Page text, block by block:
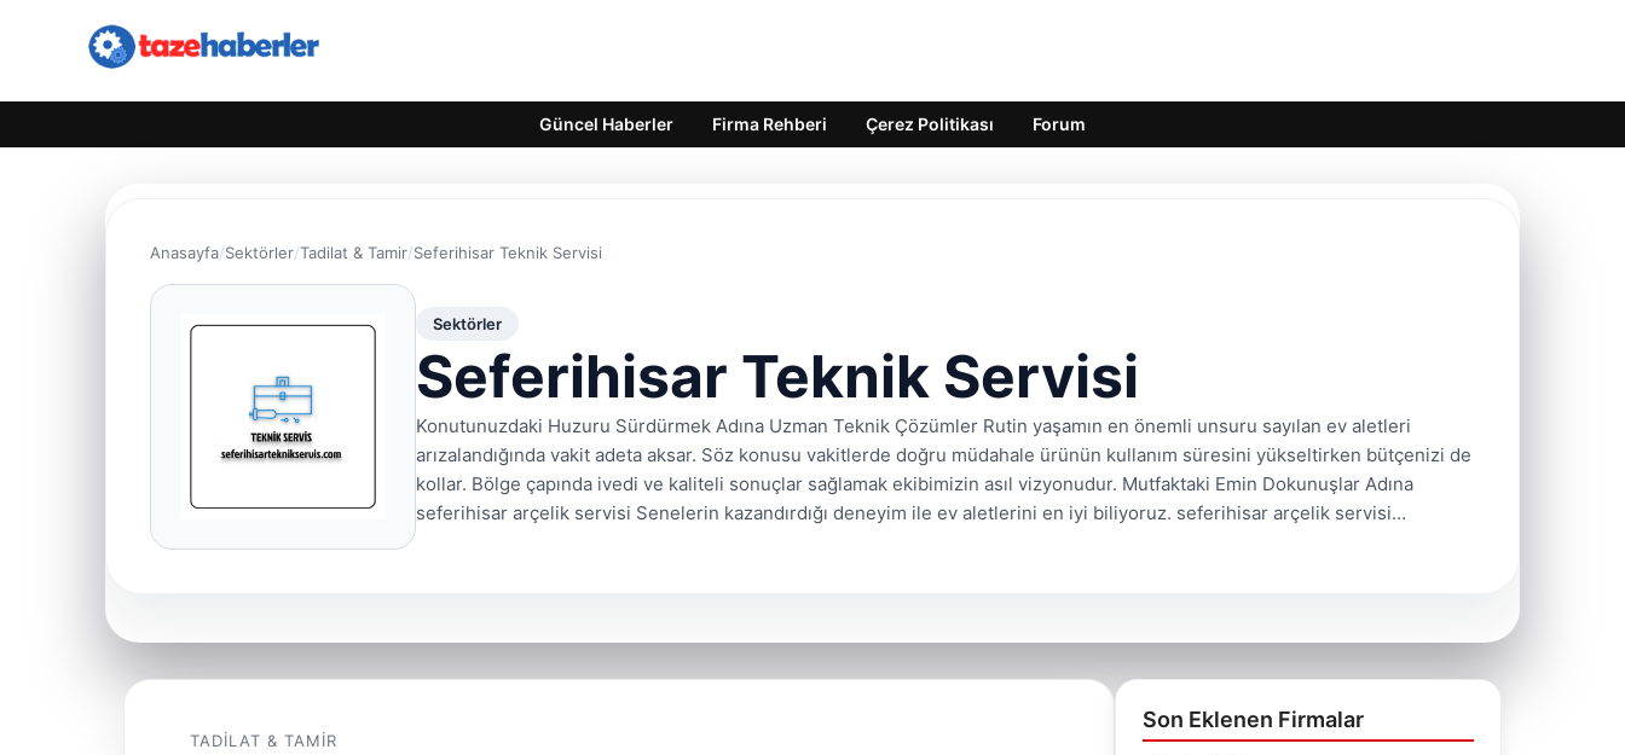
Güncel Haberler Firma Rehberi Çerez Politikası Forum
Anasayfa Sektörler Tadilat & Tamir Seferihisar Teknik Servisi
Sektörler
Seferihisar Teknik Servisi
Konutunuzdaki Huzuru Sürdürmek Adına Uzman Teknik Çözümler Rutin yaşamın en önemli unsuru sayılan ev aletleri
arızalandığında vakit adeta aksar. Söz konusu vakitlerde doğru müdahale ürünün kullanım süresini yükseltirken bütçenizi de
kollar. Bölge çapında ivedi ve kaliteli sonuçlar sağlamak ekibimizin asıl vizyonudur. Mutfaktaki Emin Dokunuşlar Adına
seferihisar arçelik servisi Senelerin kazandırdığı deneyim ile ev aletlerini en iyi biliyoruz. seferihisar arçelik servisi…
TADILAT & TAMIR
Son Eklenen Firmalar